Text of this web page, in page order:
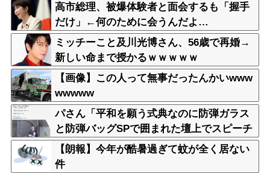
高市総理、被爆体験者と面会するも「握手
だけ」←何のために会うんだよ…
ミッチーこと及川光博さん、56歳で再婚→
新しい命まで授かるｗｗｗｗｗ
【画像】この人って無事だったんかいwww
wwwww
パさん「平和を願う式典なのに防弾ガラス
と防弾バッグSPで囲まれた壇上でスピーチ
する人が総理大臣」
【朗報】今年が酷暑過ぎて蚊が全く居ない
件